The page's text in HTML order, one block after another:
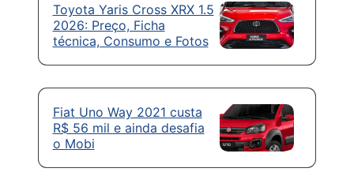
Toyota Yaris Cross XRX 1.5
2026: Preço, Ficha
técnica, Consumo e Fotos
Fiat Uno Way 2021 custa
R$ 56 mil e ainda desafia
o Mobi